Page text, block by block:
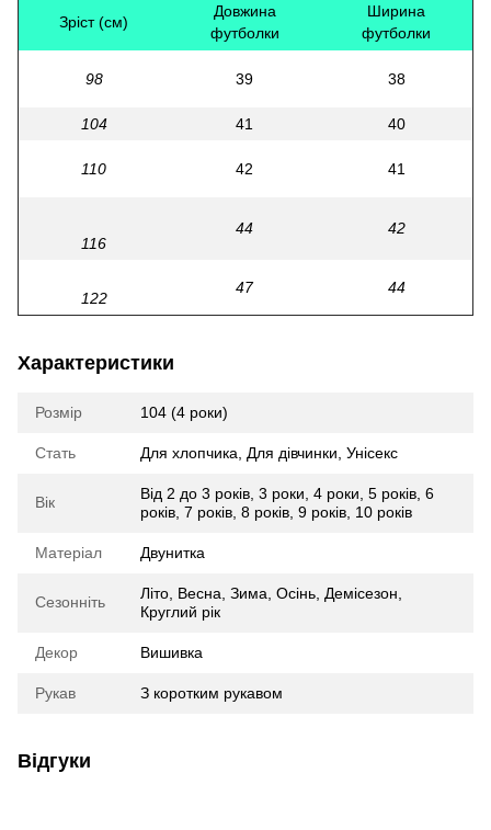
Зріст (см)
Довжина
футболки
Ширина
футболки
98 39 38
104 41 40
110 42 41
116
44 42
122
47 44
Характеристики
Розмір 104 (4 роки)
Стать Для хлопчика Для дівчинки Унісекс
Вік Від 2 до 3 років 3 роки 4 роки 5 років 6
років 7 років 8 років 9 років 10 років
Матеріал Двунитка
Сезонніть
Літо, Весна, Зима, Осінь, Демісезон,
Круглий рік
Декор Вишивка
Рукав З коротким рукавом
Відгуки